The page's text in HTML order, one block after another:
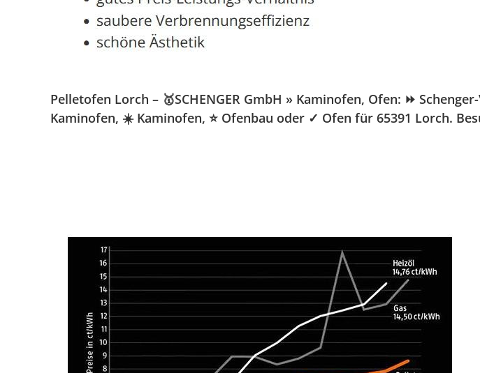
Pelletofen Lorch – 🥇SCHENGER GmbH » Kaminofen, Ofen: ⏩
Kaminofen, ☀️ Kaminofen, ⭐ Ofenbau oder ✓ Ofen für 65391 Lorch.